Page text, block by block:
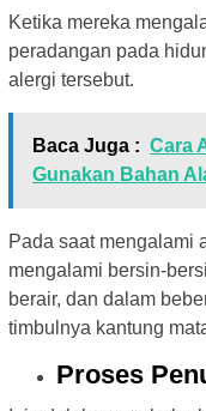
Ketika mereka
peradangan pada
alergi tersebut.
Baca Juga : Cara
Gunakan Bahan
Pada saat mengalami
mengalami bersin-
berair, dan dalam
timbulnya kantung
Proses